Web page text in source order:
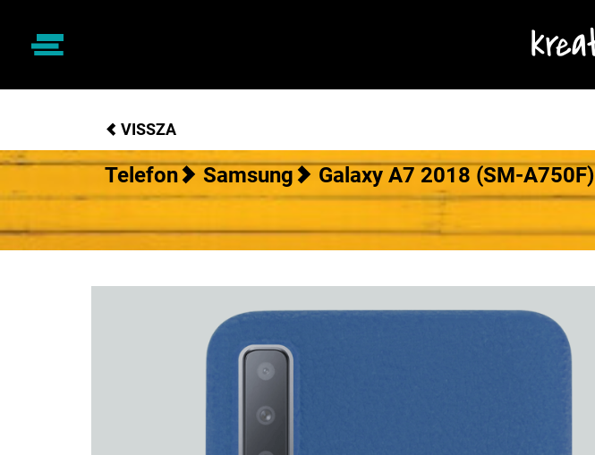
VISSZA
Telefon Samsung Galaxy A7 2018 (SM-A750F)